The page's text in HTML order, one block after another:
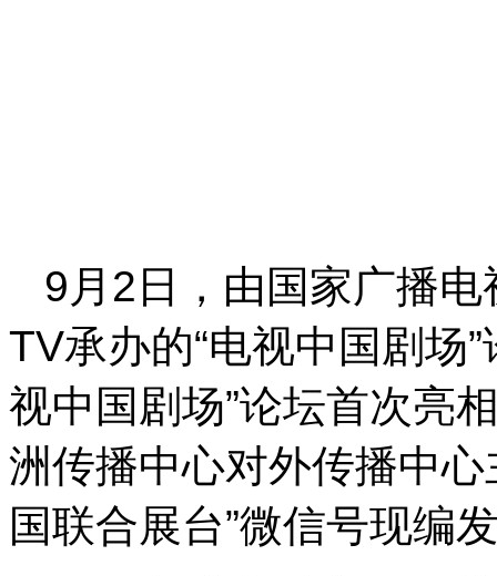
9月2日，由国家广播
TV承办的“电视中国剧场
视中国剧场”论坛首次亮
洲传播中心对外传播中
国联合展台”微信号现编